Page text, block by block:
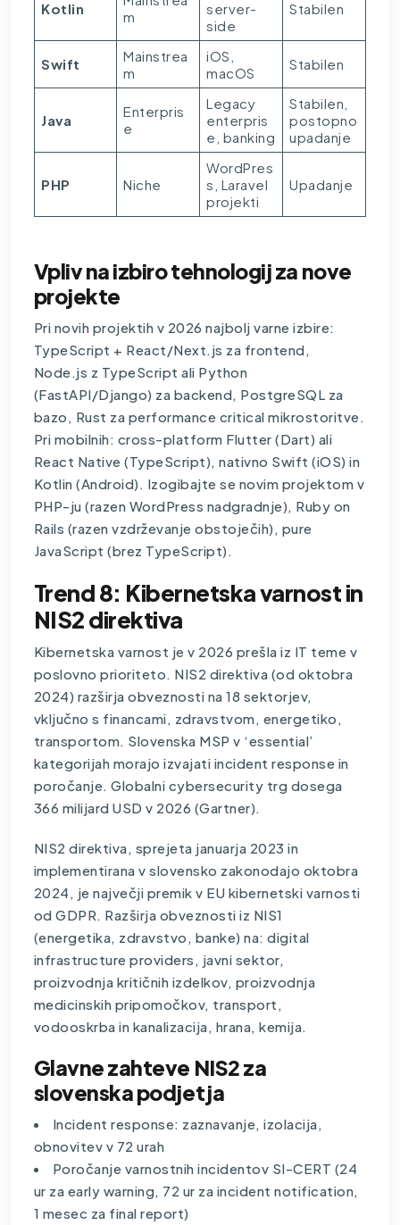
Kotlin
m
server-
side
Stabilen
Swift
Mainstrea
m
iOS,
macOS
Stabilen
Java
Enterpris
e
Legacy
enterpris
e, banking
Stabilen,
postopno
upadanje
PHP Niche
WordPres
s, Laravel
projekti
Upadanje
Vpliv na izbiro tehnologij za nove
projekte
Pri novih projektih v 2026 najbolj varne izbire:
TypeScript + React/Next.js za frontend,
Node.js z TypeScript ali Python
(FastAPI/Django) za backend, PostgreSQL za
bazo, Rust za performance critical mikrostoritve.
Pri mobilnih: cross-platform Flutter (Dart) ali
React Native (TypeScript), nativno Swift (iOS) in
Kotlin (Android). Izogibajte se novim projektom v
PHP-ju (razen WordPress nadgradnje), Ruby on
Rails (razen vzdrževanje obstoječih), pure
JavaScript (brez TypeScript).
Trend 8: Kibernetska varnost in
NIS2 direktiva
Kibernetska varnost je v 2026 prešla iz IT teme v
poslovno prioriteto. NIS2 direktiva (od oktobra
2024) razširja obveznosti na 18 sektorjev,
vključno s financami, zdravstvom, energetiko,
transportom. Slovenska MSP v ‘essential’
kategorijah morajo izvajati incident response in
poročanje. Globalni cybersecurity trg dosega
366 milijard USD v 2026 (Gartner).
NIS2 direktiva, sprejeta januarja 2023 in
implementirana v slovensko zakonodajo oktobra
2024, je največji premik v EU kibernetski varnosti
od GDPR. Razširja obveznosti iz NIS1
(energetika, zdravstvo, banke) na: digital
infrastructure providers, javni sektor,
proizvodnja kritičnih izdelkov, proizvodnja
medicinskih pripomočkov, transport,
vodooskrba in kanalizacija, hrana, kemija.
Glavne zahteve NIS2 za
slovenska podjetja
Incident response: zaznavanje, izolacija,
obnovitev v 72 urah
Poročanje varnostnih incidentov SI-CERT (24
ur za early warning, 72 ur za incident notification,
1 mesec za final report)